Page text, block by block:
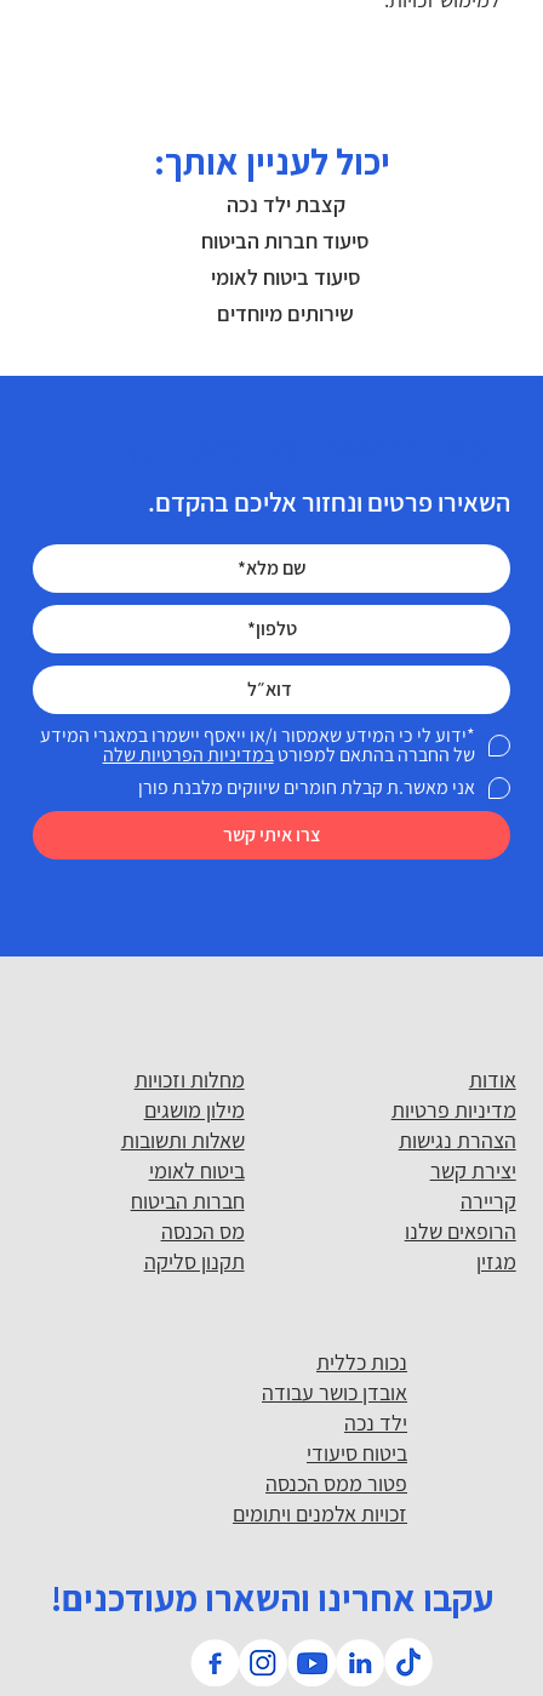
יכול לעניין אותך:
קצבת ילד נכה
סיעוד חברות הביטוח
סיעוד ביטוח לאומי
שירותים מיוחדים
השאירו פרטים ונחזור אליכם בהקדם.
צרו איתי קשר
*ידוע לי כי המידע שאמסור ו/או ייאסף יישמרו במאגרי המידע
של החברה בהתאם למפורטבמדיניות הפרטיות שלה
אני מאשר.ת קבלת חומרים שיווקים מלבנת פורן
אודות
מדיניות פרטיות
הצהרת נגישות
יצירת קשר
קריירה
הרופאים שלנו
מגזין
מחלות וזכויות
מילון מושגים
שאלות ותשובות
ביטוח לאומי
חברות הביטוח
מס הכנסה
תקנון סליקה
נכות כללית
אובדן כושר עבודה
ילד נכה
ביטוח סיעודי
פטור ממס הכנסה
זכויות אלמנים ויתומים
עקבו אחרינו והשארו מעודכנים!